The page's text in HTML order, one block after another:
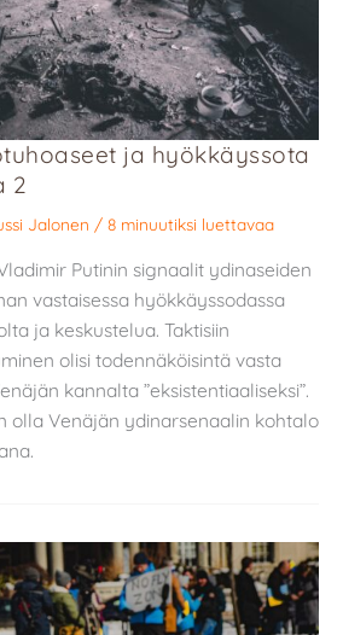
ja hyökkäyssota
2
Jalonen / 8 minuutiksi luettavaa
Putinin signaalit ydinaseiden
vastaisessa hyökkäyssodassa
ja keskustelua. Taktisiin
olisi todennäköisintä vasta
kannalta ”eksistentiaaliseksi”.
olla Venäjän ydinarsenaalin kohtalo